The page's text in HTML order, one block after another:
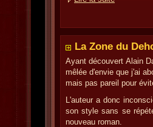
La Zone du
Ayant découvert Alain
mêlée d'envie que j'ai
mais pas pareil pour
L'auteur a donc
son style sans se
nouveau roman.